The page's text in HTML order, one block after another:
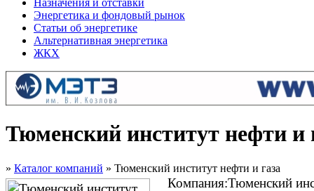
Назначения и отставки
Энергетика и фондовый рынок
Статьи об энергетике
Альтернативная энергетика
ЖКХ
Тюменский институт нефти и
» Каталог компаний » Тюменский институт нефти и газа
Компания:Тюменский